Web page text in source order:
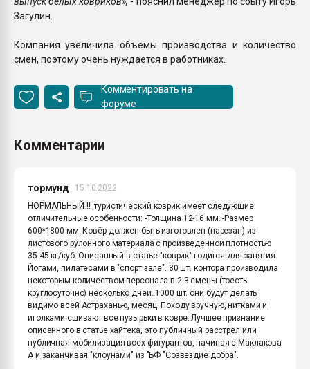
Загулин.
Компания увеличила объёмы производства и количество
смен, поэтому очень нуждается в работниках.
Комментировать на
форуме
Комментарии
тормунд
15.10.2022
НОРМАЛЬНЫЙ !!! туристический коврик имеет следующие
отличительные особенности: -Толщина 12-16 мм. -Размер
600*1800 мм. Ковёр должен быть изготовлен (нарезан) из
листового рулонного материала с произведённой плотностью
35-45 кг/куб. Описанный в статье "коврик" годится для занятия
Йогами, пилатесами в "спорт зале". 80 шт. контора производила
некоторым количеством персонала в 2-3 смены (тоесть
круглосуточно) несколько дней. 1000 шт. они будут делать
видимо всей Астраханью, месяц. Походу вручную, нитками и
иголками сшивают все пузырьки в ковре. Лучшее признание
описанного в статье хайтека, это публичный расстрел или
публичная мобилизация всех фигурантов, начиная с Маклакова
А и заканчивая "клоунами" из "БФ "Созвездие добра".